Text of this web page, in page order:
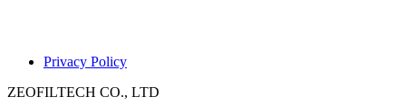
Privacy Policy
ZEOFILTECH CO., LTD